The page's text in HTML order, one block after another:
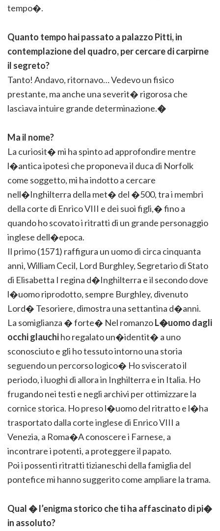
tempo�.
Quanto tempo hai passato a palazzo Pitti, in
contemplazione del quadro, per cercare di carpirne
il segreto?
Tanto! Andavo, ritornavo… Vedevo un fisico
prestante, ma anche una severit� rigorosa che
lasciava intuire grande determinazione.�
Ma il nome?
La curiosit� mi ha spinto ad approfondire mentre
l�antica ipotesi che proponeva il duca di Norfolk
come soggetto, mi ha indotto a cercare
nell�Inghilterra della met� del �500, tra i membri
della corte di Enrico VIII e dei suoi figli,� fino a
quando ho scovato i ritratti di un grande personaggio
inglese dell�epoca.
Il primo (1571) raffigura un uomo di circa cinquanta
anni, William Cecil, Lord Burghley, Segretario di Stato
di Elisabetta I regina d�Inghilterra e il secondo dove
l�uomo riprodotto, sempre Burghley, divenuto
Lord� Tesoriere, dimostra una settantina d�anni.
La somiglianza � forte� Nel romanzoL�uomo dagli
occhi glauchiho regalato un�identit� a uno
sconosciuto e gli ho tessuto intorno una storia
seguendo un percorso logico� Ho sviscerato il
periodo, i luoghi di allora in Inghilterra e in Italia. Ho
frugando nei testi e negli archivi per ottimizzare la
cornice storica. Ho preso l�uomo del ritratto e l�ha
trasportato dalla corte inglese di Enrico VIII a
Venezia, a Roma�A conoscere i Farnese, a
incontrare i potenti, a proteggere il papato.
Poi i possenti ritratti tizianeschi della famiglia del
pontefice mi hanno suggerito come ampliare la trama.
Qual � l’enigma storico che ti ha affascinato di pi�
in assoluto?